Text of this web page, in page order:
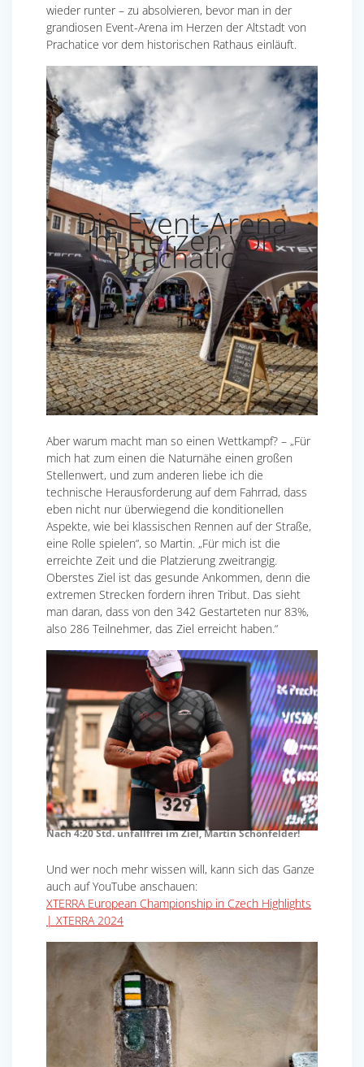
wieder runter – zu absolvieren, bevor man in der
grandiosen Event-Arena im Herzen der Altstadt von
Prachatice vor dem historischen Rathaus einläuft.
Die Event-Arena
im Herzen von
Prachatice
Aber warum macht man so einen Wettkampf? – „Für
mich hat zum einen die Naturnähe einen großen
Stellenwert, und zum anderen liebe ich die
technische Herausforderung auf dem Fahrrad, dass
eben nicht nur überwiegend die konditionellen
Aspekte, wie bei klassischen Rennen auf der Straße,
eine Rolle spielen“, so Martin. „Für mich ist die
erreichte Zeit und die Platzierung zweitrangig.
Oberstes Ziel ist das gesunde Ankommen, denn die
extremen Strecken fordern ihren Tribut. Das sieht
man daran, dass von den 342 Gestarteten nur 83%,
also 286 Teilnehmer, das Ziel erreicht haben.“
Nach 4:20 Std. unfallfrei im Ziel, Martin Schönfelder!
Und wer noch mehr wissen will, kann sich das Ganze
auch auf YouTube anschauen:
XTERRA European Championship in Czech Highlights
| XTERRA 2024